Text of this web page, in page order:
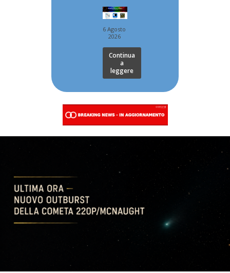
6 Agosto
2026
Continua
a
leggere